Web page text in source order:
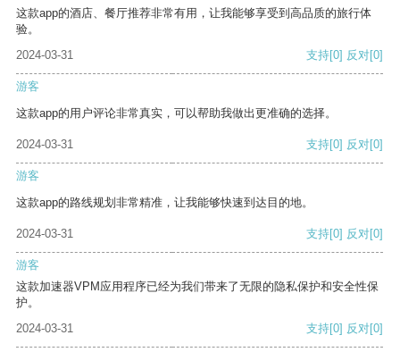
这款app的酒店、餐厅推荐非常有用，让我能够享受到高品质的旅行体
验。
2024-03-31
支持[0] 反对[0]
游客
这款app的用户评论非常真实，可以帮助我做出更准确的选择。
2024-03-31 支持[0] 反对[0]
游客
这款app的路线规划非常精准，让我能够快速到达目的地。
2024-03-31 支持[0] 反对[0]
游客
这款加速器VPM应用程序已经为我们带来了无限的隐私保护和安全性保
护。
2024-03-31
支持[0] 反对[0]